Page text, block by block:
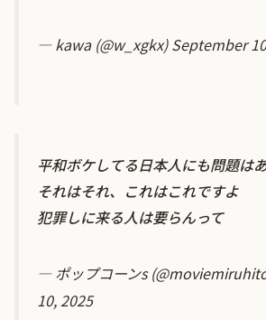
— kawa (@w_xgkx)September
平和ボケしてる日本人にも問題は
それはそれ、これはこれですよ
犯罪しに来る人は要らんって
— ポップコーンs
10, 2025